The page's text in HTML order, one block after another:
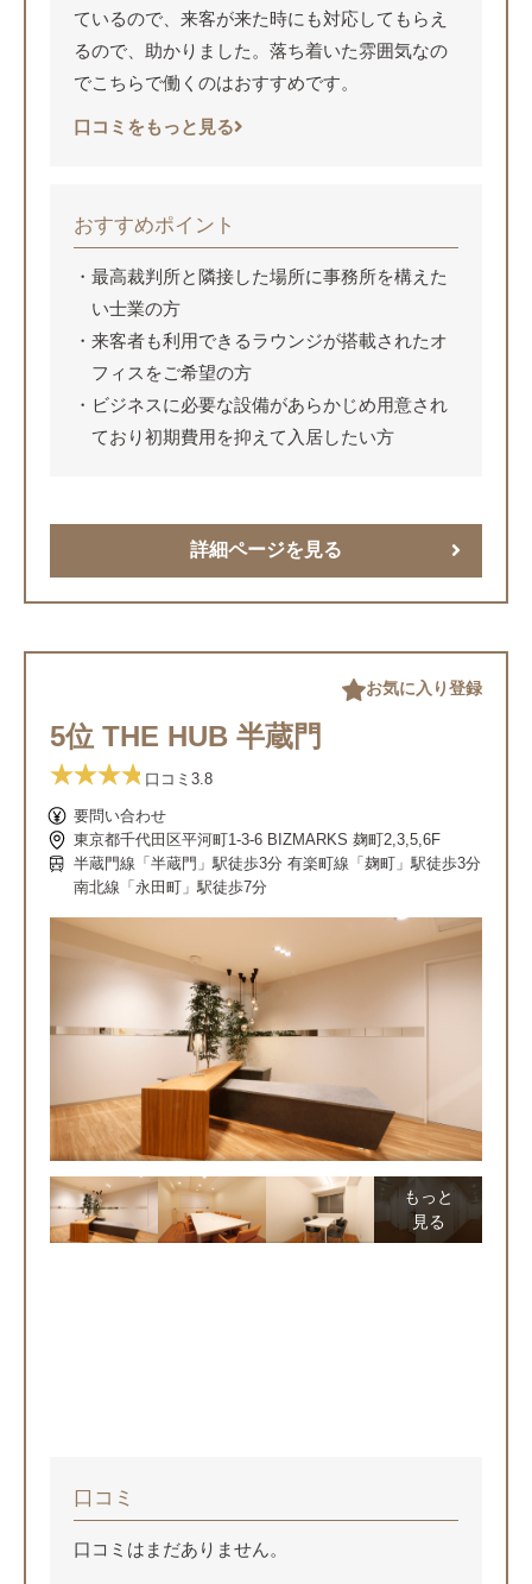
ているので、来客が来た時にも対応してもらえ
るので、助かりました。落ち着いた雰囲気なの
でこちらで働くのはおすすめです。
口コミをもっと見る
おすすめポイント
最高裁判所と隣接した場所に事務所を構えた
い士業の方
来客者も利用できるラウンジが搭載されたオ
フィスをご希望の方
ビジネスに必要な設備があらかじめ用意され
ており初期費用を抑えて入居したい方
詳細ページを見る
5位 THE HUB 半蔵門
口コミ 3.8
要問い合わせ
東京都千代田区平河町1-3-6 BIZMARKS 麹町2,3,5,6F
半蔵門線「半蔵門」駅徒歩3分 有楽町線「麹町」駅徒歩3分
南北線「永田町」駅徒歩7分
お気に入り登録
もっと
見る
口コミ
口コミはまだありません。